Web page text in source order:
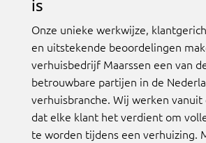
is
Onze unieke werkwijze,
en uitstekende beoordelingen
verhuisbedrijf Maarssen een van
betrouwbare partijen in de
verhuisbranche. Wij werken
dat elke klant het verdient om
te worden tijdens een verhuizing.